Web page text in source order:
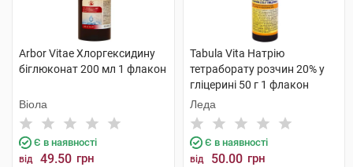
Arbor Vitae Хлоргексидину
біглюконат 200 мл 1 флакон
Віола
Є в наявності
від 49.50 грн
Tabula Vita Натрію
тетраборату розчин 20% у
гліцерині 50 г 1 флакон
Леда
Є в наявності
від 50.00 грн